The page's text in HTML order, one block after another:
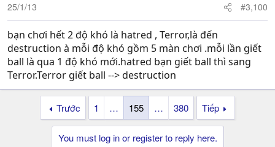
25/1/13 #3,100
bạn chơi hết 2 độ khó là hatred , Terror,là đến
destruction à mỗi độ khó gồm 5 màn chơi .mỗi lần giết
ball là qua 1 độ khó mới.hatred bạn giết ball thì sang
Terror.Terror giết ball --> destruction
Trước 1 … 155 … 380 Tiếp
You must log in or register to reply here.